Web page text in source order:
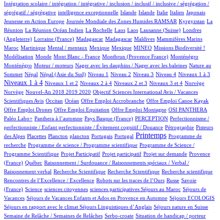
Intégration scolaire / intégration / intégrative / inclusion / inclusif / inclusive / ségrégation /
ségrégatif / ségrégative
1/957 intelligence exceptionnelle
12/957 Islande
11/957 Islande
8/957 Italie
82/957 Italien
5/957 Japonais
2/957
Jeunesse en Action Europe
5/957 Journée Mondiale des Zones Humides RAMSAR
102/957 Kyrgyzstan
6/957
La
Réunion
4/957 La Réunion Océan Indien
1/957 La Rochelle
2/957 Laos
2/957 Laos
4/957 Lausanne (Suisse)
66/957
Londres
(Angleterre)
2/957 Lorraine (France)
6/957 Madagascar
6/957 Madagascar
2/957 Maldives
2/957 Mammifères Marins
10/957
Maroc
10/957Martinique
2/957 Mental / mentaux
1/957 Mexique
1/957 Mexique
34/957 MINEO
41/957 Missions Biodiversité !
1/957
Modélisation
3/957 Monde
1/957 Mont Blanc - France
7/957 Montbrun (Provence France)
16/957 Monténégro
16/957
Monténégro
2/957 Moteur / moteurs
1/957 Nager avec les dauphins / Nager avec les baleines
2/957
Nature au
Sommet
19/957Népal
19/957 Népal (Asie du Sud)
14/957 Niveau 1
12/957 Niveau 2
10/957 Niveau 3
117/957 Niveau 4
111/957 Niveaux 1 à 3
417/957
Niveaux 1 à 4
13/957 Niveaux 1 et 2
60/957 Niveaux 2 à 4
15/957 Niveaux 2 et 3
174/957 Niveaux 3 et 4
2/957 Norvège
2/957
Norvège
14/957 Nouvel-An 2018 2019 2020
1/957
Objectif Sciences International Avis / Vacances
Scientifiques Avis
10/957 Occitan
176/957 Océan
1/957 Offre Emploi Accrobranche
1/957 Offre Emploi Canoe Kayak
1/957
Offre Emploi Drones
1/957 Offre Emploi Equitation
1/957 Offre Emploi Montagne
114/957 OSI PANTHERA
105/957
Paléo Labo+
113/957 Panthera à l’automne
4/957 Pays Basque (France)
47/957 PERCEPTION
1/957
Perfectionnisme /
perfectionniste / Enfant perfectionniste / Évitement cognitif / Douance
8/957 Pétrographie
7/957
Pisteurs
des Alpes
3/957 Placettes
1/957 Plancton
1/957 plancton
11/957 Portugais
2/957 Portugal
467/957 Printemps
1/957
Programme de
recherche
1/957 Programme de science / Programme scientifique
2/957
Programme de Science /
Programme Scientifique
1/957 Projet Participatif
1/957 Projet participatif
16/957 Projet sur demande
86/957
Provence
(France)
5/957 Québec
1/957
Raisonnement / Surdouance / Raisonnements spéciaux / Verbal /
Raisonnement verbal
1/957 Recherche Scientifique
1/957 Recherche Scientifique
1/957 Recherche scientifique
1/957
Rencontres de l’Excellence / Excellence
6/957 Robots sur les traces de l’Ours
102/957 Russe
4/957
Savoie
(France)
9/957 Science
1/957 sciences citoyennes
1/957 sciences participatives
2/957 Séjours au Maroc
100/957
Séjours de
Vacances
78/957 Séjours de Vacances Enfants et Ados en Provence en Automne
4/957 Séjours ECOLOGIS
19/957
Séjours en rapport avec le climat
83/957 Séjours Linguistiques d’Anglais
9/957 Séjours nature en Suisse
100/957
Semaine de Relâche / Semaines de Relâches
16/957 Serbo-croate
2/957
Situation de handicap / porteur